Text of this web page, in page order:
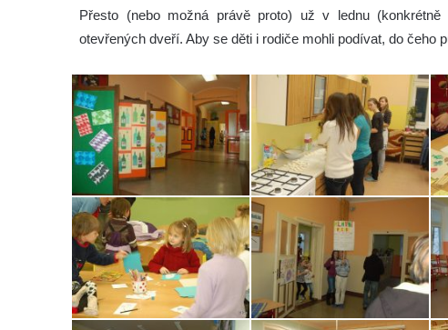
Přesto (nebo možná právě proto) už v lednu
otevřených dveří. Aby se děti i rodiče mohli podívat, do čeho